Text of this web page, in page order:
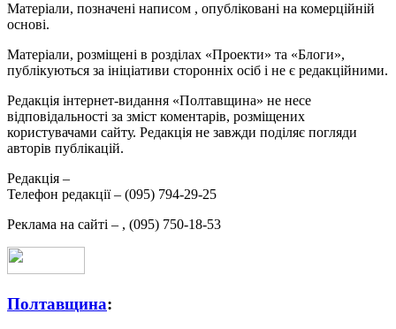
Матеріали, позначені написом , опубліковані на комерційній
основі.
Матеріали, розміщені в розділах «Проекти» та «Блоги»,
публікуються за ініціативи сторонніх осіб і не є редакційними.
Редакція інтернет-видання «Полтавщина» не несе
відповідальності за зміст коментарів, розміщених
користувачами сайту. Редакція не завжди поділяє погляди
авторів публікацій.
Редакція –
Телефон редакції – (095) 794-29-25
Реклама на сайті – , (095) 750-18-53
Полтавщина: